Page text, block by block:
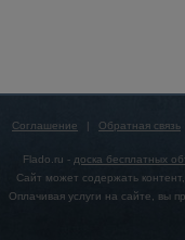
Соглашение | Обратная связь
Flado.ru - доска бесплатных
Сайт может содержать
Оплачивая услуги на сайте, вы